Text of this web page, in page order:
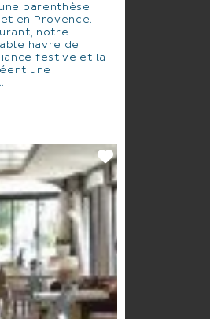
parenthèse
en Provence.
notre
havre de
festive et la
une